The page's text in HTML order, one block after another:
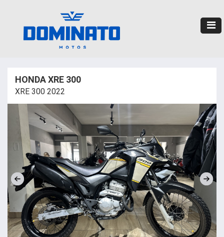
HONDA XRE 300
XRE 300 2022